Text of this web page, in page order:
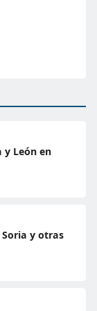
y León en
Soria y otras